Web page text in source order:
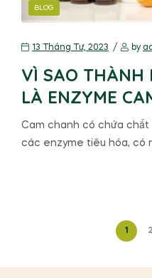
BLOG
13 Tháng Tư, 2023 by
VÌ SAO THÀNH
LÀ ENZYME
Cam chanh có chứa chất
các enzyme tiêu hóa, có
1 2